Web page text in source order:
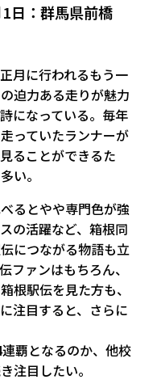
日：群馬県前橋
月に行われるもう一
迫力ある走りが魅力
になっている。毎年
っていたランナーが
ることができるた
い。
るとやや専門色が強
の活躍など、箱根同
につながる物語も立
ファンはもちろん、
根駅伝を見た方も、
注目すると、さらに
覇となるのか、他校
注目したい。